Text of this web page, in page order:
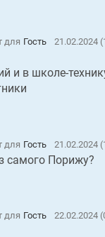
для Гость 21.02.2024
и в школе-
для Гость 21.02.2024
самого Порижу?
для Гость 22.02.2024